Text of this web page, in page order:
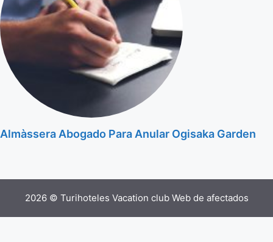
Almàssera Abogado Para Anular Ogisaka Garden
2026 © Turihoteles Vacation club Web de afectados